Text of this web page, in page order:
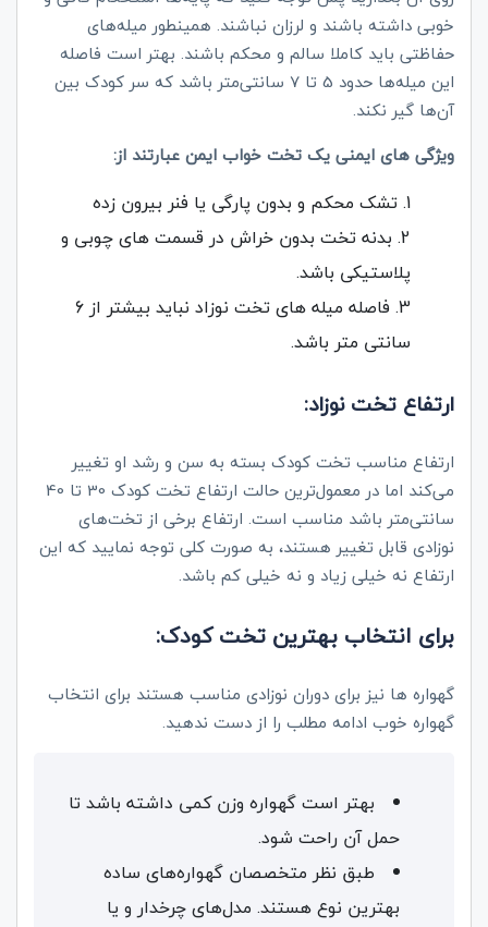
خوبی داشته باشند و لرزان نباشند. همینطور میله‌های
حفاظتی باید کاملا سالم و محکم باشند. بهتر است فاصله
این میله‌ها حدود 5 تا 7 سانتی‌متر باشد که سر کودک بین
آن‌ها گیر نکند.
ویژگی های ایمنی یک تخت خواب ایمن عبارتند از:
تشک محکم و بدون پارگی یا فنر بیرون زده
بدنه تخت بدون خراش در قسمت های چوبی و
پلاستیکی باشد.
فاصله میله های تخت نوزاد نباید بیشتر از 6
سانتی متر باشد.
ارتفاع تخت نوزاد:
ارتفاع مناسب تخت کودک بسته به سن و رشد او تغییر
می‌کند اما در معمول‌ترین حالت ارتفاع تخت کودک 30 تا 40
سانتی‌متر باشد مناسب است. ارتفاع برخی از تخت‌های
نوزادی قابل تغییر هستند، به صورت کلی توجه نمایید که این
ارتفاع نه خیلی زیاد و نه خیلی کم باشد.
برای انتخاب بهترین تخت کودک:
گهواره‌ ها نیز برای دوران نوزادی مناسب هستند برای انتخاب
گهواره خوب ادامه مطلب را از دست ندهید.
بهتر است گهواره وزن کمی داشته باشد تا
حمل آن راحت شود.
طبق نظر متخصصان گهواره‌های ساده
بهترین نوع هستند. مدل‌های چرخدار و یا